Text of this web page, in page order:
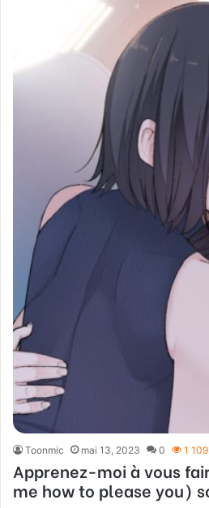
Toonmic mai 13, 2023 0 1 109
Apprenez-moi à vous
me how to please you)